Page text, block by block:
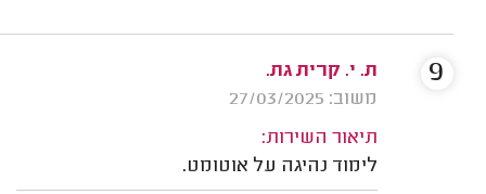
ת. י. קרית גת.
משוב: 27/03/2025
תיאור השירות:
לימוד נהיגה על אוטומט.
9